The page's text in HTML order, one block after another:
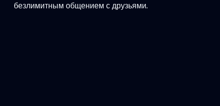
безлимитным общением с друзьями.